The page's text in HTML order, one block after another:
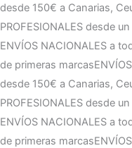
desde 150€ a Canarias,
PROFESIONALES desde
ENVÍOS NACIONALES a
de primeras marcas
desde 150€ a Canarias,
PROFESIONALES desde
ENVÍOS NACIONALES a
de primeras marcas